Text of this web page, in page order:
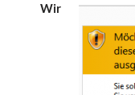
Wir